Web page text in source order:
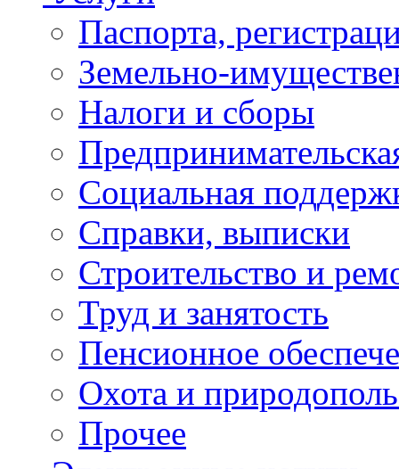
Паспорта,
Земельно-
Налоги и сборы
Социальная
Справки, выписки
Строительство и
Труд и занятость
Пенсионное
Охота и
Прочее